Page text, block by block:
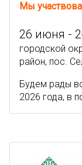
Мы
26 июня -
городской
район, пос.
Будем рады
2026 года, в